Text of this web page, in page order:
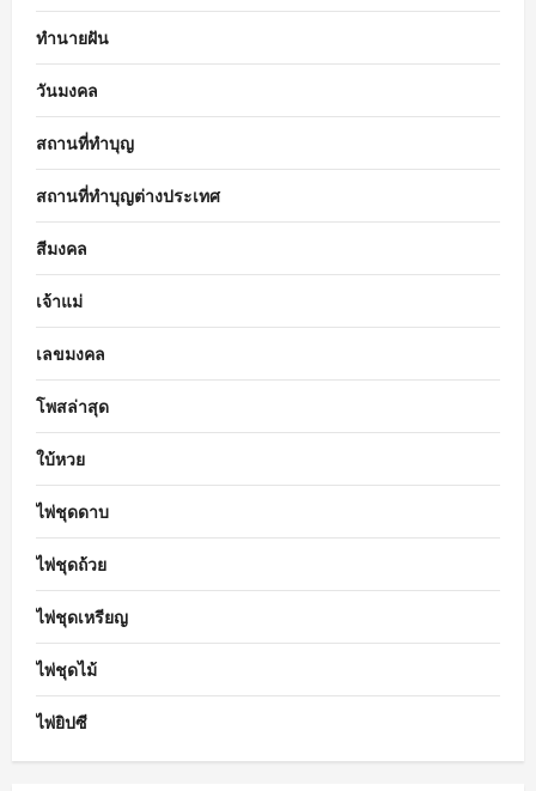
ทำนายฝัน
วันมงคล
สถานที่ทำบุญ
สถานที่ทำบุญต่างประเทศ
สีมงคล
เจ้าแม่
เลขมงคล
โพสล่าสุด
ใบ้หวย
ไพ่ชุดดาบ
ไพ่ชุดถ้วย
ไพ่ชุดเหรียญ
ไพ่ชุดไม้
ไพ่ยิปซี